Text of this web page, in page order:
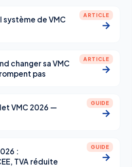
ARTICLE
de VMC
→
ARTICLE
changer sa VMC
pas
→
GUIDE
VMC 2026 —
→
GUIDE
:
TVA réduite
→